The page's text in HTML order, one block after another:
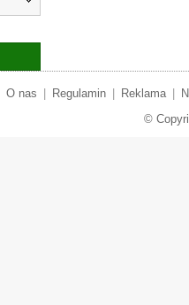
O nas Regulamin Reklama
©